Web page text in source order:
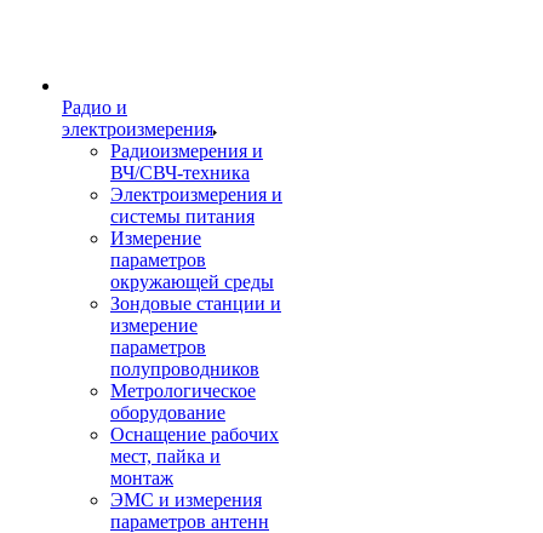
Радио и
электроизмерения
Радиоизмерения и
ВЧ/СВЧ-техника
Электроизмерения и
системы питания
Измерение
параметров
окружающей среды
Зондовые станции и
измерение
параметров
полупроводников
Метрологическое
оборудование
Оснащение рабочих
мест, пайка и
монтаж
ЭМС и измерения
параметров антенн